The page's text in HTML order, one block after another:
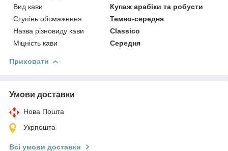
Вид кави
Купаж арабіки та робусти
Ступінь обсмаження
Темно-середня
Назва різновиду кави
Classico
Міцність кави
Середня
Приховати
Умови доставки
Нова Пошта
Укрпошта
Всі умови доставки